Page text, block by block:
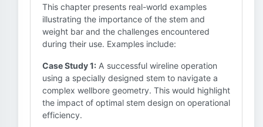
This chapter presents real-world examples
illustrating the importance of the stem and
weight bar and the challenges encountered
during their use. Examples include:
Case Study 1: A successful wireline operation
using a specially designed stem to navigate a
complex wellbore geometry. This would highlight
the impact of optimal stem design on operational
efficiency.